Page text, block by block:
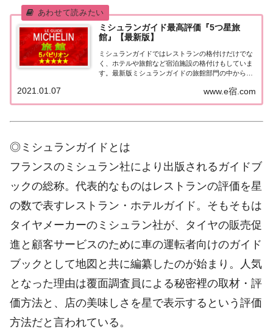
の...
ミシュランガイド最高評価『5つ星旅
館』【最新版】
ミシュランガイドではレストランの格付けだけでな
く、ホテルや旅館など宿泊施設の格付けもしていま
す。最新版ミシュランガイドの旅館部門の中から最
とめてみました♪ いずれも人気ランキングなどで常
に上位を賑わす有名旅館。各旅館の情報と口コミ評
www.e宿.com
2021.01.07
◎ミシュランガイドとは
フランスのミシュラン社により出版されるガイドブ
ックの総称。代表的なものはレストランの評価を星
の数で表すレストラン・ホテルガイド。そもそもは
タイヤメーカーのミシュラン社が、タイヤの販売促
進と顧客サービスのために車の運転者向けのガイド
ブックとして地図と共に編纂したのが始まり。人気
となった理由は覆面調査員による秘密裡の取材・評
価方法と、店の美味しさを星で表示するという評価
方法だと言われている。